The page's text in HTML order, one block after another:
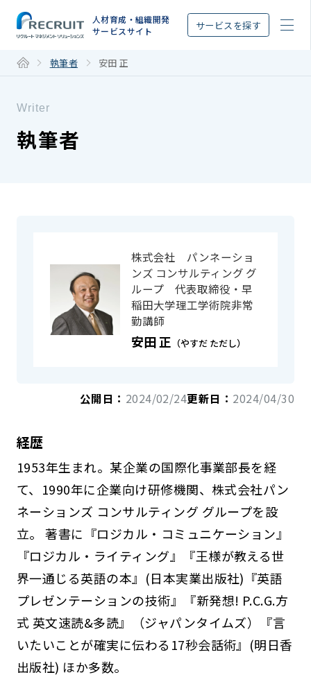
人材育成・組織開発
サービスサイト
サービスを探す
執筆者 安田 正
Writer
執筆者
株式会社 パンネーショ
ンズ コンサルティング グ
ループ 代表取締役・早
稲田大学理工学術院非常
勤講師
安田 正 （やすだ ただし）
公開日： 2024/02/24更新日： 2024/04/30
経歴
1953年生まれ。某企業の国際化事業部長を経
て、1990年に企業向け研修機関、株式会社パン
ネーションズ コンサルティング グループを設
立。 著書に『ロジカル・コミュニケーション』
『ロジカル・ライティング』『王様が教える世
界一通じる英語の本』(日本実業出版社)『英語
プレゼンテーションの技術』『新発想! P.C.G.方
式 英文速読&多読』（ジャパンタイムズ）『言
いたいことが確実に伝わる17秒会話術』(明日香
出版社) ほか多数。